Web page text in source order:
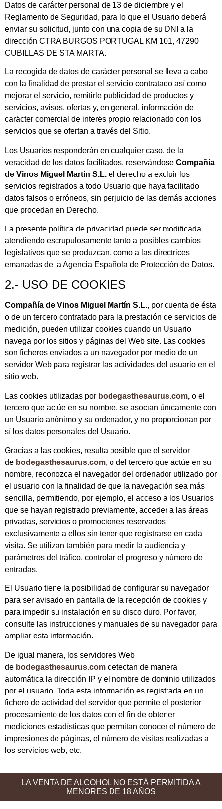
Datos de carácter personal de 13 de diciembre y el
Reglamento de Seguridad, para lo que el Usuario deberá
enviar su solicitud, junto con una copia de su DNI a la
dirección CTRA BURGOS PORTUGAL KM 101, 47290
CUBILLAS DE STA MARTA.
La recogida de datos de carácter personal se lleva a cabo
con la finalidad de prestar el servicio contratado así como
mejorar el servicio, remitirle publicidad de productos y
servicios, avisos, ofertas y, en general, información de
carácter comercial de interés propio relacionado con los
servicios que se ofertan a través del Sitio.
Los Usuarios responderán en cualquier caso, de la
veracidad de los datos facilitados, reservándose Compañía
de Vinos Miguel Martín S.L. el derecho a excluir los
servicios registrados a todo Usuario que haya facilitado
datos falsos o erróneos, sin perjuicio de las demás acciones
que procedan en Derecho.
La presente política de privacidad puede ser modificada
atendiendo escrupulosamente tanto a posibles cambios
legislativos que se produzcan, como a las directrices
emanadas de la Agencia Española de Protección de Datos.
2.- USO DE COOKIES
Compañía de Vinos Miguel Martín S.L., por cuenta de ésta
o de un tercero contratado para la prestación de servicios de
medición, pueden utilizar cookies cuando un Usuario
navega por los sitios y páginas del Web site. Las cookies
son ficheros enviados a un navegador por medio de un
servidor Web para registrar las actividades del usuario en el
sitio web.
Las cookies utilizadas por bodegasthesaurus.com, o el
tercero que actúe en su nombre, se asocian únicamente con
un Usuario anónimo y su ordenador, y no proporcionan por
sí los datos personales del Usuario.
Gracias a las cookies, resulta posible que el servidor
de bodegasthesaurus.com, o del tercero que actúe en su
nombre, reconozca el navegador del ordenador utilizado por
el usuario con la finalidad de que la navegación sea más
sencilla, permitiendo, por ejemplo, el acceso a los Usuarios
que se hayan registrado previamente, acceder a las áreas
privadas, servicios o promociones reservados
exclusivamente a ellos sin tener que registrarse en cada
visita. Se utilizan también para medir la audiencia y
parámetros del tráfico, controlar el progreso y número de
entradas.
El Usuario tiene la posibilidad de configurar su navegador
para ser avisado en pantalla de la recepción de cookies y
para impedir su instalación en su disco duro. Por favor,
consulte las instrucciones y manuales de su navegador para
ampliar esta información.
De igual manera, los servidores Web
de bodegasthesaurus.com detectan de manera
automática la dirección IP y el nombre de dominio utilizados
por el usuario. Toda esta información es registrada en un
fichero de actividad del servidor que permite el posterior
procesamiento de los datos con el fin de obtener
mediciones estadísticas que permitan conocer el número de
impresiones de páginas, el número de visitas realizadas a
los servicios web, etc.
LA VENTA DE ALCOHOL NO ESTÁ PERMITIDA A
MENORES DE 18 AÑOS